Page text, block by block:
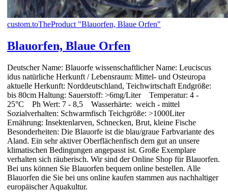
custom.toTheProduct "Blauorfen, Blaue Orfen"
Blauorfen, Blaue Orfen
Deutscher Name: Blauorfe wissenschaftlicher Name: Leuciscus
idus natürliche Herkunft / Lebensraum: Mittel- und Osteuropa
aktuelle Herkunft: Norddeutschland, Teichwirtschaft Endgröße:
bis 80cm Haltung: Sauerstoff: >6mg/Liter Temperatur: 4 -
25°C Ph Wert: 7 - 8,5 Wasserhärte: weich - mittel
Sozialverhalten: Schwarmfisch Teichgröße: >1000Liter
Ernährung: Insektenlarven, Schnecken, Brut, kleine Fische
Besonderheiten: Die Blauorfe ist die blau/graue Farbvariante des
Aland. Ein sehr aktiver Oberflächenfisch dern gut an unsere
klimatischen Bedingungen angepasst ist. Große Exemplare
verhalten sich räuberisch. Wir sind der Online Shop für Blauorfen.
Bei uns können Sie Blauorfen bequem online bestellen. Alle
Blauorfen die Sie bei uns online kaufen stammen aus nachhaltiger
europäischer Aquakultur.